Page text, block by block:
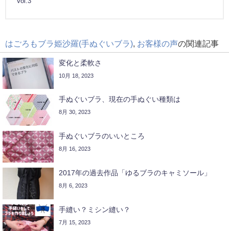
はごろもブラ姫沙羅(手ぬぐいブラ) お客様の声の関連記事
変化と柔軟さ
10月 18, 2023
手ぬぐいブラ、現在の手ぬぐい種類は
8月 30, 2023
手ぬぐいブラのいいところ
8月 16, 2023
2017年の過去作品「ゆるブラのキャミソール」
8月 6, 2023
手縫い？ミシン縫い？
7月 15, 2023